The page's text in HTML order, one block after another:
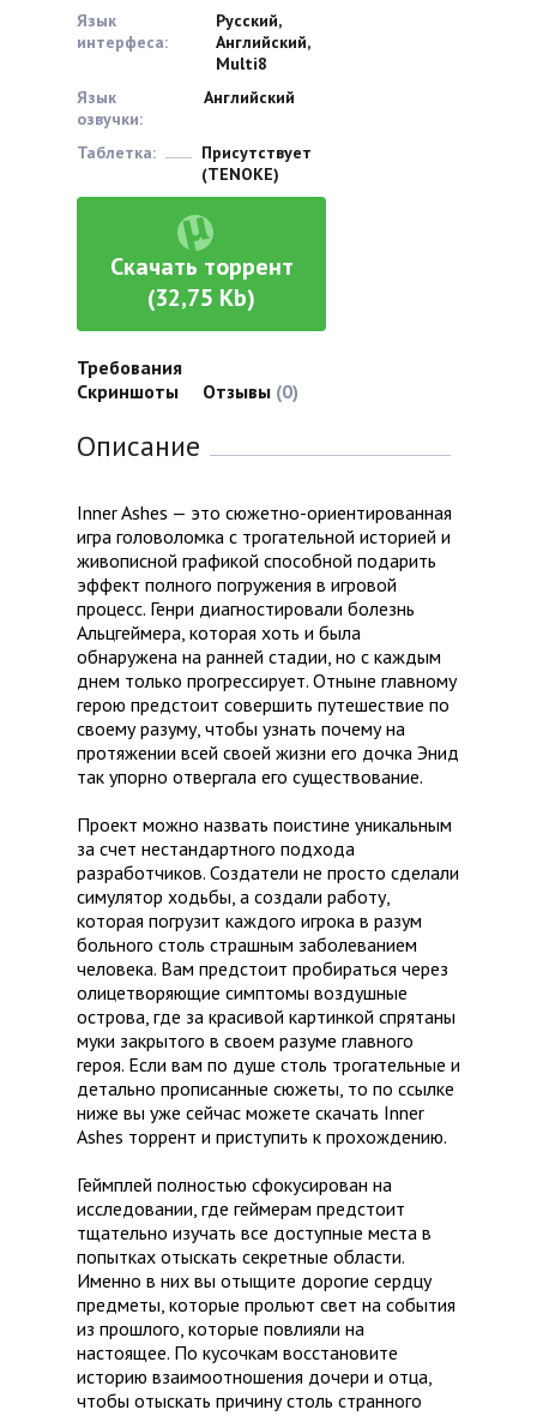
Язык
интерфеса:
Русский,
Английский,
Multi8
Язык
озвучки:
Английский
Таблетка:
Присутствует
(TENOKE)
Скачать торрент
(32,75 Kb)
Требования
Скриншоты
Отзывы (0)
Описание
Inner Ashes — это сюжетно-ориентированная
игра головоломка с трогательной историей и
живописной графикой способной подарить
эффект полного погружения в игровой
процесс. Генри диагностировали болезнь
Альцгеймера, которая хоть и была
обнаружена на ранней стадии, но с каждым
днем только прогрессирует. Отныне главному
герою предстоит совершить путешествие по
своему разуму, чтобы узнать почему на
протяжении всей своей жизни его дочка Энид
так упорно отвергала его существование.
Проект можно назвать поистине уникальным
за счет нестандартного подхода
разработчиков. Создатели не просто сделали
симулятор ходьбы, а создали работу,
которая погрузит каждого игрока в разум
больного столь страшным заболеванием
человека. Вам предстоит пробираться через
олицетворяющие симптомы воздушные
острова, где за красивой картинкой спрятаны
муки закрытого в своем разуме главного
героя. Если вам по душе столь трогательные и
детально прописанные сюжеты, то по ссылке
ниже вы уже сейчас можете скачать Inner
Ashes торрент и приступить к прохождению.
Геймплей полностью сфокусирован на
исследовании, где геймерам предстоит
тщательно изучать все доступные места в
попытках отыскать секретные области.
Именно в них вы отыщите дорогие сердцу
предметы, которые прольют свет на события
из прошлого, которые повлияли на
настоящее. По кусочкам восстановите
историю взаимоотношения дочери и отца,
чтобы отыскать причину столь странного